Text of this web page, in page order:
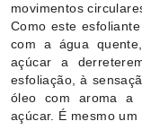
movimentos
Como este
com a água
açúcar a
esfoliação, à
óleo com aroma a
açúcar. É mesmo